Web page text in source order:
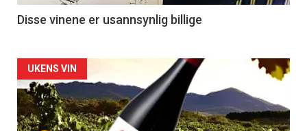
3
Disse vinene er usannsynlig billige
Forsiden
akkurat
UKENS VIN